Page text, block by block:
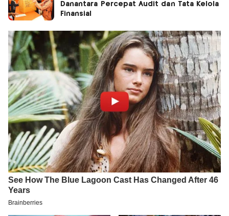
Danantara Percepat Audit dan Tata Kelola
Finansial